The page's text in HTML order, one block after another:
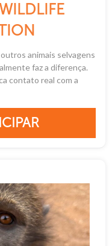
animais selvagens
faz a diferença.
contato real com a